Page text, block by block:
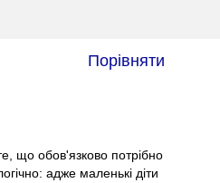
Порівняти
що обов'язково потрібно
адже маленькі діти